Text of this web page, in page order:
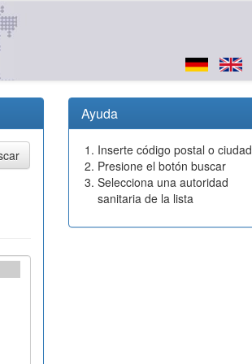
Ayuda
Inserte código postal o ciudad
Presione el botón buscar
Selecciona una autoridad
sanitaria de la lista